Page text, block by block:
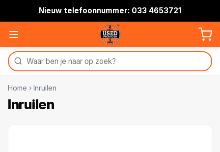
Nieuw telefoonnummer: 033 4653721
Home › Inruilen
Inruilen